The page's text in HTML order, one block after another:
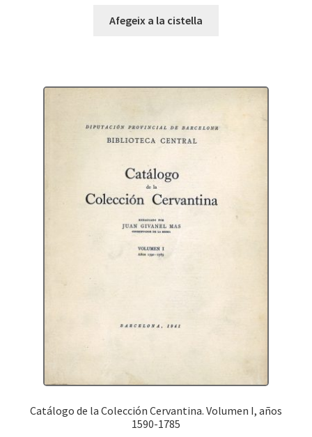
Afegeix a la cistella
Catálogo de la Colección Cervantina. Volumen I, años
1590-1785